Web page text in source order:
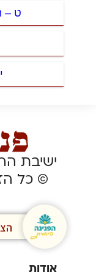
ט –
ישיבת
© כל
אודות